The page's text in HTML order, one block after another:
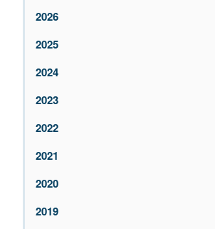
2026
2025
2024
2023
2022
2021
2020
2019